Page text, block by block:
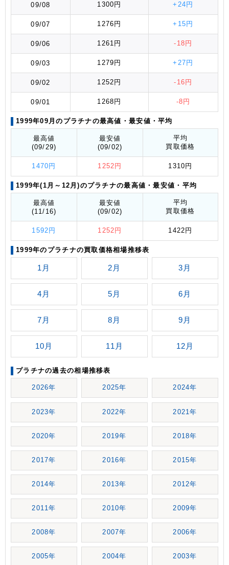
09/08 1300円 +24円
09/07 1276円 +15円
09/06 1261円 -18円
09/03 1279円 +27円
09/02 1252円 -16円
09/01 1268円 -8円
1999年09月のプラチナの最高値 ・最安値 ・平均
最高値
(09/29)
最安値
(09/02)
平均
買取価格
1470円 1252円 1310円
1999年(1月～12月)のプラチナの最高値 ・最安値 ・平均
最高値
(11/16)
最安値
(09/02)
平均
買取価格
1592円 1252円 1422円
1999年のプラチナの買取価格相場推移表
1月 2月 3月
4月 5月 6月
7月 8月 9月
10月 11月 12月
プラチナの過去の相場推移表
2026年 2025年 2024年
2023年 2022年 2021年
2020年 2019年 2018年
2017年 2016年 2015年
2014年 2013年 2012年
2011年 2010年 2009年
2008年 2007年 2006年
2005年 2004年 2003年